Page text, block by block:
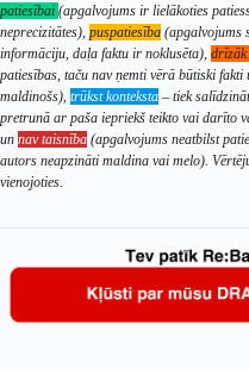
patiesībai (apgalvojums ir lielākoties
neprecizitātes), puspatiesība (apgalvojums
informāciju, daļa faktu ir noklusēta), drīzāk
patiesības, taču nav ņemti vērā būtiski
maldinošs), trūkst konteksta – tiek
pretrunā ar paša iepriekš teikto vai darīto
un nav taisnība (apgalvojums neatbilst
autors neapzināti maldina vai melo).
vienojoties.